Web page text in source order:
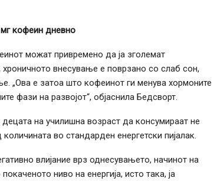
кофеин дневно
можат привремено да ја зголемат
внесување е поврзано со слаб сон,
„Ова е затоа што кофеинот ги менува хормоните
фази на развојот“, објаснила Бедсворт.
на училишна возраст да консумираат не
во стандарден енергетски пијалак.
влијание врз однесувањето, начинот на
ниво на енергија, исто така, ја